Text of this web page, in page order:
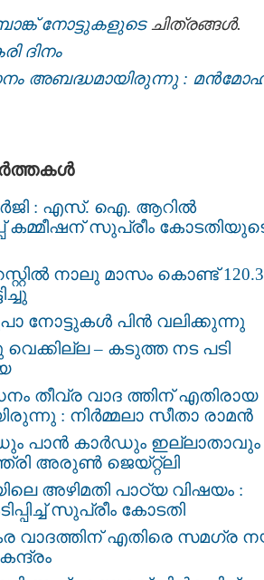
നോട്ടുകളുടെചിത്രങ്ങള്‍.
ദിനം
അബദ്ധമായിരുന്നു :
: എസ്. ഐ. ആറില്‍
കമ്മീഷന്‌ സുപ്രീം
നാലു മാസം കൊണ്ട് 120.3
നോട്ടുകള്‍ പിന്‍ വലിക്കുന്നു
വെക്കില്ല – കടുത്ത നട പടി
തീവ്ര വാദ ത്തിന് എതിരായ
: നിര്‍മ്മലാ സീതാ രാമൻ
പാൻ കാർഡും ഇല്ലാതാവും
അരുൺ ജെയ്റ്റ്ലി
അഴിമതി പാഠ്യ വിഷയം :
സുപ്രീം കോടതി
വാദത്തിന് എതിരെ സമഗ്ര